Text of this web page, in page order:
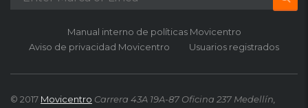
Manual interno de políticas Movicentro
Aviso de privacidad Movicentro
Usuarios registrados
© 2017 Movicentro Carrera 43A 19A-87 Oficina 237 Medellín,